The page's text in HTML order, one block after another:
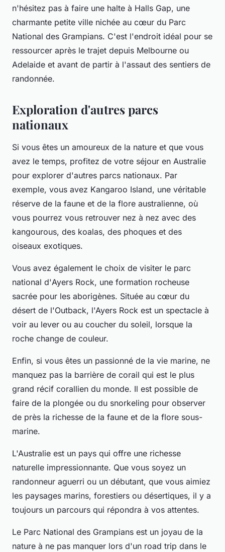
n'hésitez pas à faire une halte à Halls Gap, une
charmante petite ville nichée au cœur du Parc
National des Grampians. C'est l'endroit idéal pour se
ressourcer après le trajet depuis Melbourne ou
Adelaide et avant de partir à l'assaut des sentiers de
randonnée.
Exploration d'autres parcs
nationaux
Si vous êtes un amoureux de la nature et que vous
avez le temps, profitez de votre séjour en Australie
pour explorer d'autres parcs nationaux. Par
exemple, vous avez Kangaroo Island, une véritable
réserve de la faune et de la flore australienne, où
vous pourrez vous retrouver nez à nez avec des
kangourous, des koalas, des phoques et des
oiseaux exotiques.
Vous avez également le choix de visiter le parc
national d'Ayers Rock, une formation rocheuse
sacrée pour les aborigènes. Située au cœur du
désert de l'Outback, l'Ayers Rock est un spectacle à
voir au lever ou au coucher du soleil, lorsque la
roche change de couleur.
Enfin, si vous êtes un passionné de la vie marine, ne
manquez pas la barrière de corail qui est le plus
grand récif corallien du monde. Il est possible de
faire de la plongée ou du snorkeling pour observer
de près la richesse de la faune et de la flore sous-
marine.
L'Australie est un pays qui offre une richesse
naturelle impressionnante. Que vous soyez un
randonneur aguerri ou un débutant, que vous aimiez
les paysages marins, forestiers ou désertiques, il y a
toujours un parcours qui répondra à vos attentes.
Le Parc National des Grampians est un joyau de la
nature à ne pas manquer lors d'un road trip dans le